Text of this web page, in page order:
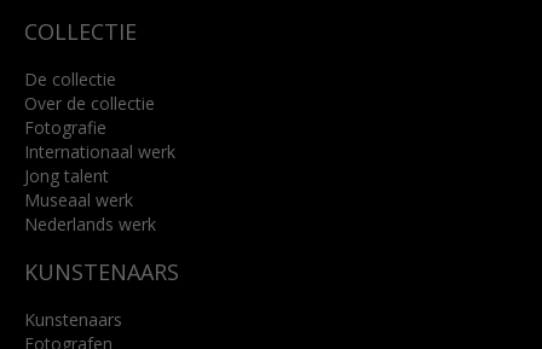
COLLECTIE
De collectie
Over de collectie
Fotografie
Internationaal werk
Jong talent
Museaal werk
Nederlands werk
KUNSTENAARS
Kunstenaars
Fotografen